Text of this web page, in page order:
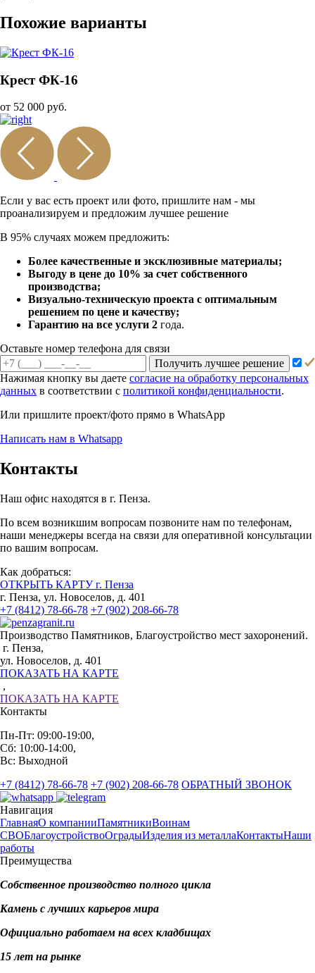
Похожие варианты
Крест ФК-16
от 52 000 руб.
Если у вас есть проект или фото, пришлите нам - мы
проанализируем и предложим лучшее решение
В 95% случаях можем предложить:
Более качественные и эксклюзивные материалы;
Выгоду в цене до 10% за счет собственного
производства;
Визуально-техническую проекта с оптимальным
решением по цене и качеству;
Гарантию на все услуги 2 года.
Оставьте номер телефона для связи
Получить лучшее решение
Нажимая кнопку вы даете согласие на обработку персональных
данных в соответствии с политикой конфиденциальности.
Или пришлите проект/фото прямо в WhatsApp
Написать нам в Whatsapp
Контакты
Наш офис находятся в г. Пенза.
По всем возникшим вопросам позвоните нам по телефонам,
наши менеджеры всегда на связи для оперативной консультации
по вашим вопросам.
Как добраться:
ОТКРЫТЬ КАРТУ г. Пенза
г. Пенза, ул. Новоселов, д. 401
+7 (8412) 78-66-78 +7 (902) 208-66-78
Производство Памятников, Благоустройство мест захоронений.
г. Пенза,
ул. Новоселов, д. 401
ПОКАЗАТЬ НА КАРТЕ
,
ПОКАЗАТЬ НА КАРТЕ
Контакты
Пн-Пт: 09:00-19:00,
Сб: 10:00-14:00,
Вс: Выходной
+7 (8412) 78-66-78 +7 (902) 208-66-78 ОБРАТНЫЙ ЗВОНОК
Навигация
ГлавнаяО компанииПамятникиВоинам
СВОБлагоустройствоОградыИзделия из металлаКонтактыНаши
работы
Преимущества
Собственное производство полного цикла
Камень с лучших карьеров мира
Официально работаем на всех кладбищах
15 лет на рынке